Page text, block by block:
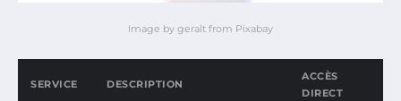
Image by geralt from Pixabay
SERVICE DESCRIPTION
ACCÈS
DIRECT